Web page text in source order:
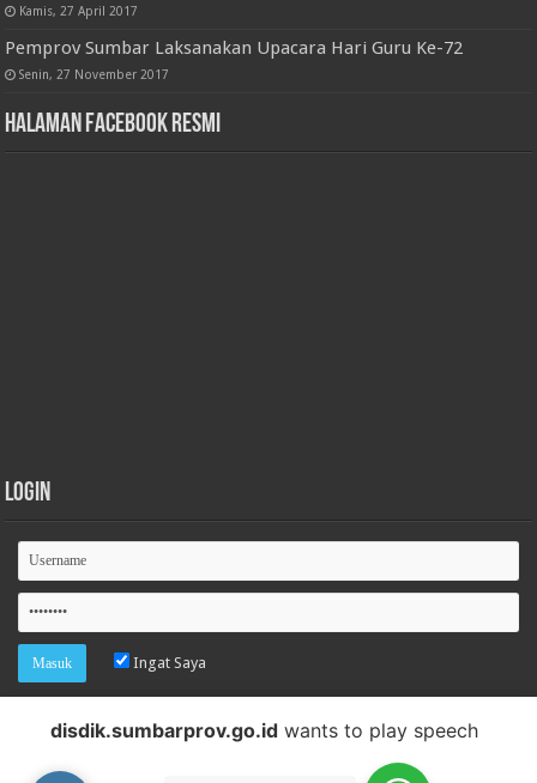
Kamis, 27 April 2017
Pemprov Sumbar Laksanakan Upacara Hari Guru Ke-72
Senin, 27 November 2017
Halaman Facebook Resmi
Login
Ingat Saya
Lupa password
disdik.sumbarprov.go.idwants to play speech